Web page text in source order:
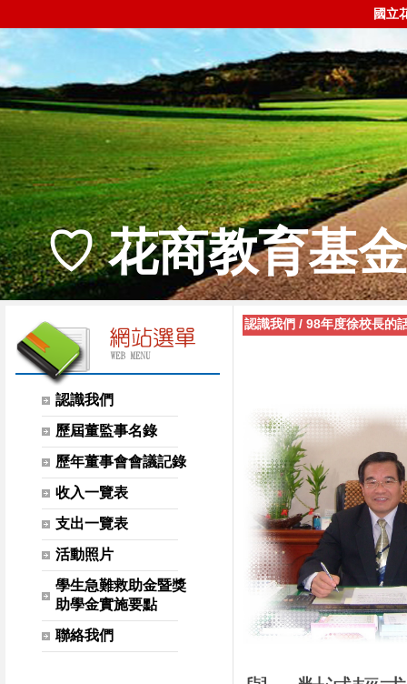
國立
♡ 花商教育基
認識我們
歷屆董監事名錄
歷年董事會會議記錄
收入一覽表
支出一覽表
活動照片
學生急難救助金暨獎
助學金實施要點
聯絡我們
認識我們 / 98年度徐校長的